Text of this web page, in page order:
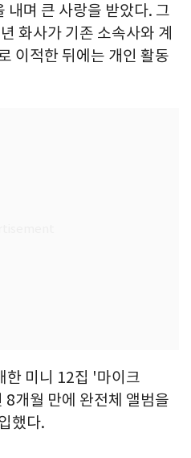
내며 큰 사랑을 받았다. 그
화사가 기존 소속사와 계
이적한 뒤에는 개인 활동
한 미니 12집 '마이크
개월 만에 완전체 앨범을
했다.